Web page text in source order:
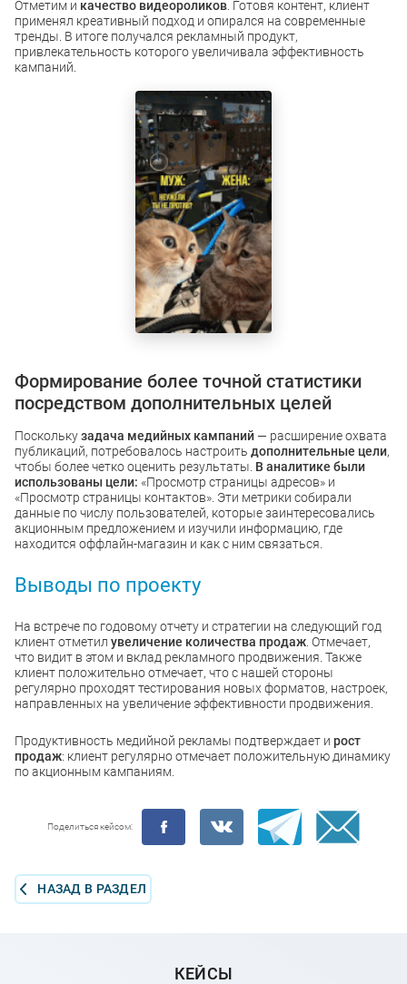
Отметим и качество видеороликов. Готовя контент, клиент
применял креативный подход и опирался на современные
тренды. В итоге получался рекламный продукт,
привлекательность которого увеличивала эффективность
кампаний.
Формирование более точной статистики
посредством дополнительных целей
Посколькузадача медийных кампаний— расширение охвата
публикаций, потребовалось настроить дополнительные цели,
чтобы более четко оценить результаты. В аналитике были
использованы цели: «Просмотр страницы адресов» и
«Просмотр страницы контактов». Эти метрики собирали
данные по числу пользователей, которые заинтересовались
акционным предложением и изучили информацию, где
находится оффлайн-магазин и как с ним связаться.
Выводы по проекту
На встрече по годовому отчету и стратегии на следующий год
клиент отметил увеличение количества продаж . Отмечает,
что видит в этом и вклад рекламного продвижения. Также
клиент положительно отмечает, что с нашей стороны
регулярно проходят тестирования новых форматов, настроек,
направленных на увеличение эффективности продвижения.
Продуктивность медийной рекламы подтверждает и рост
продаж: клиент регулярно отмечает положительную динамику
по акционным кампаниям.
НАЗАД В РАЗДЕЛ
Поделиться кейсом:
КЕЙСЫ